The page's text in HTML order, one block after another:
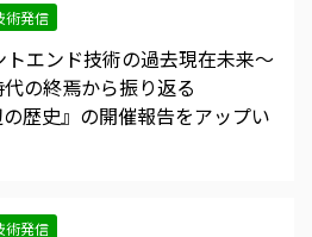
術発信
エンド技術の過去現在未来～
の終焉から振り返る
歴史』の開催報告をアップい
術発信